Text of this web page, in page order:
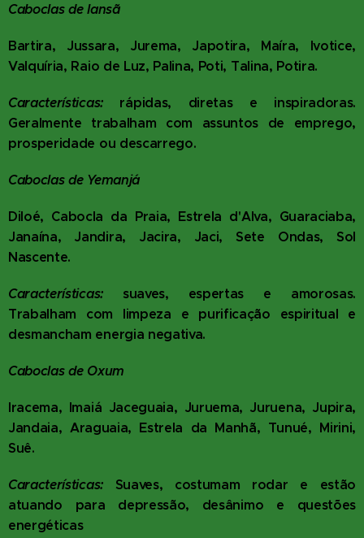
Caboclas de Iansã
Bartira, Jussara, Jurema, Japotira, Maíra, Ivotice,
Valquíria, Raio de Luz, Palina, Poti, Talina, Potira.
Características:rápidas, diretas e inspiradoras.
Geralmente trabalham com assuntos de emprego,
prosperidade ou descarrego.
Caboclas de Yemanjá
Diloé, Cabocla da Praia, Estrela d'Alva, Guaraciaba,
Janaína, Jandira, Jacira, Jaci, Sete Ondas, Sol
Nascente.
Características:suaves, espertas e amorosas.
Trabalham com limpeza e purificação espiritual e
desmancham energia negativa.
Caboclas de Oxum
Iracema, Imaiá Jaceguaia, Juruema, Juruena, Jupira,
Jandaia, Araguaia, Estrela da Manhã, Tunué, Mirini,
Suê.
Características:Suaves, costumam rodar e estão
atuando para depressão, desânimo e questões
energéticas